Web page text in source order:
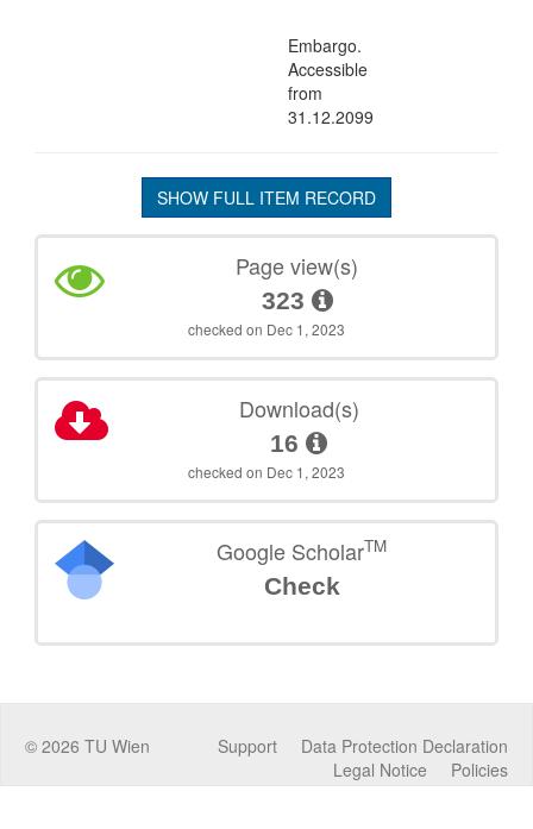
Embargo.
Accessible
from
31.12.2099
SHOW FULL ITEM RECORD
Page view(s)
323
checked on Dec 1, 2023
Download(s)
16
checked on Dec 1, 2023
Google ScholarTM
Check
© 2026 TU Wien Data Protection Declaration
Support
Policies
Legal Notice